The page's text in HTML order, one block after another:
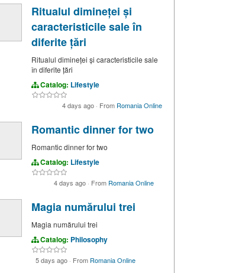
Ritualul dimineței și
caracteristicile sale în
diferite țări
Ritualul dimineței și caracteristicile sale
în diferite țări
Catalog: Lifestyle
4 days ago · From Romania Online
Romantic dinner for two
Romantic dinner for two
Catalog: Lifestyle
4 days ago · From Romania Online
Magia numărului trei
Magia numărului trei
Catalog: Philosophy
5 days ago · From Romania Online